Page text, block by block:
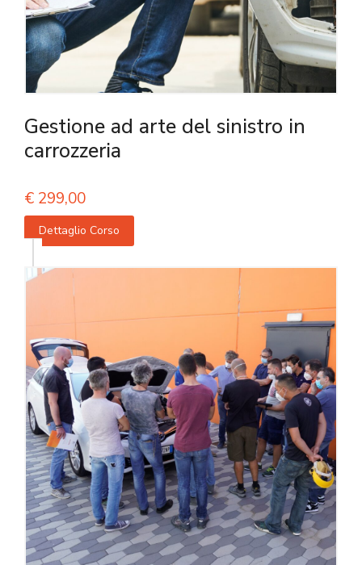
Gestione ad arte del sinistro in
carrozzeria
€ 299,00
Dettaglio Corso